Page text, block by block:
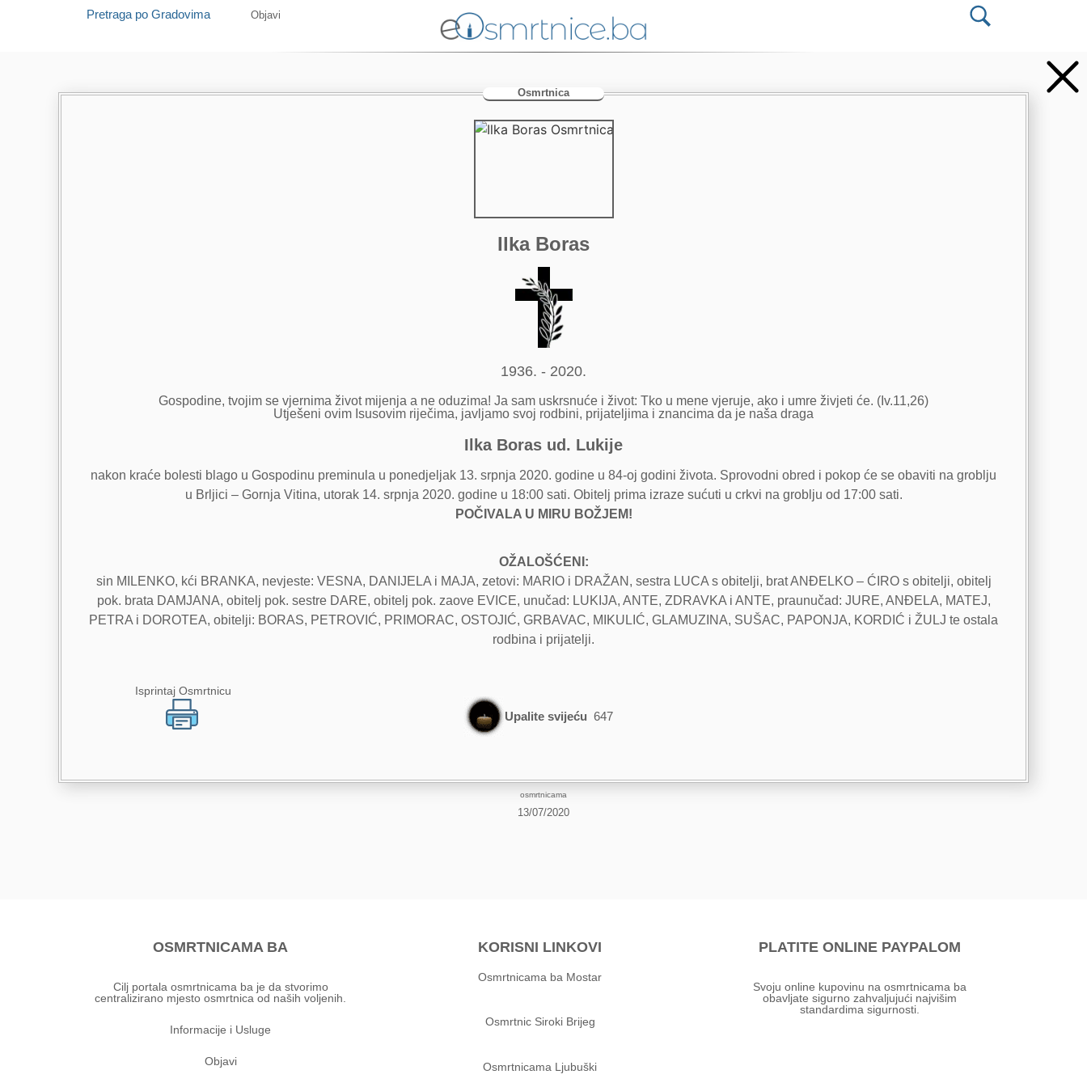
Pretraga po Gradovima Objavi
Osmrtnica
Ilka Boras
1936. - 2020.
Gospodine, tvojim se vjernima život mijenja a ne oduzima! Ja sam uskrsnuće i život: Tko u mene vjeruje, ako i umre živjeti će. (Iv.11,26)
Utješeni ovim Isusovim riječima, javljamo svoj rodbini, prijateljima i znancima da je naša draga
Ilka Boras ud. Lukije
nakon kraće bolesti blago u Gospodinu preminula u ponedjeljak 13. srpnja 2020. godine u 84-oj godini života. Sprovodni obred i pokop će se obaviti na groblju
u Brljici – Gornja Vitina, utorak 14. srpnja 2020. godine u 18:00 sati. Obitelj prima izraze sućuti u crkvi na groblju od 17:00 sati.
POČIVALA U MIRU BOŽJEM!
OŽALOŠĆENI:
sin MILENKO, kći BRANKA, nevjeste: VESNA, DANIJELA i MAJA, zetovi: MARIO i DRAŽAN, sestra LUCA s obitelji, brat ANĐELKO – ĆIRO s obitelji, obitelj
pok. brata DAMJANA, obitelj pok. sestre DARE, obitelj pok. zaove EVICE, unučad: LUKIJA, ANTE, ZDRAVKA i ANTE, praunučad: JURE, ANĐELA, MATEJ,
PETRA i DOROTEA, obitelji: BORAS, PETROVIĆ, PRIMORAC, OSTOJIĆ, GRBAVAC, MIKULIĆ, GLAMUZINA, SUŠAC, PAPONJA, KORDIĆ i ŽULJ te ostala
rodbina i prijatelji.
Isprintaj Osmrtnicu
Upalite svijeću 647
osmrtnicama
13/07/2020
OSMRTNICAMA BA
Cilj portala osmrtnicama ba je da stvorimo
centralizirano mjesto osmrtnica od naših voljenih.
Informacije i Usluge
Objavi
KORISNI LINKOVI
Osmrtnicama ba Mostar
Osmrtnic Siroki Brijeg
Osmrtnicama Ljubuški
PLATITE ONLINE PAYPALOM
Svoju online kupovinu na osmrtnicama ba
obavljate sigurno zahvaljujući najvišim
standardima sigurnosti.